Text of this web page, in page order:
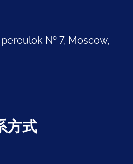
№ 7, Moscow,
方式